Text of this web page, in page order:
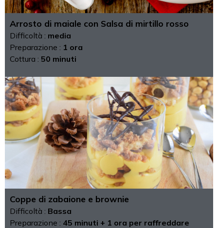
Arrosto di maiale con Salsa di mirtillo rosso
Difficoltà : media
Preparazione : 1 ora
Cottura : 50 minuti
Coppe di zabaione e brownie
Difficoltà : Bassa
Preparazione : 45 minuti + 1 ora per raffreddare